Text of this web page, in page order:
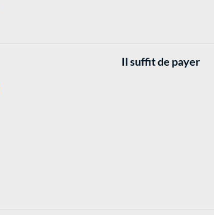
Il suffit de payer